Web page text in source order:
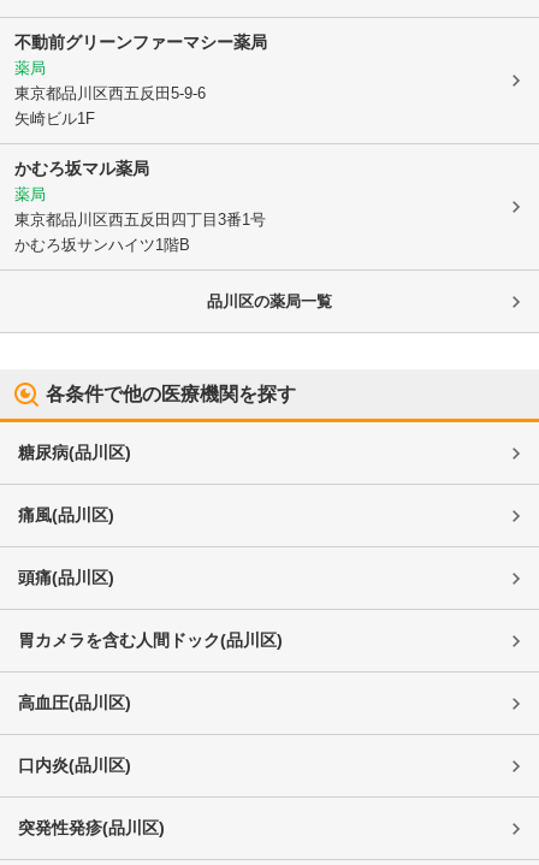
不動前グリーンファーマシー薬局
薬局
東京都品川区西五反田5-9-6
矢崎ビル1F
かむろ坂マル薬局
薬局
東京都品川区西五反田四丁目3番1号
かむろ坂サンハイツ1階B
品川区の薬局一覧
各条件で他の医療機関を探す
糖尿病(品川区)
痛風(品川区)
頭痛(品川区)
胃カメラを含む人間ドック(品川区)
高血圧(品川区)
口内炎(品川区)
突発性発疹(品川区)